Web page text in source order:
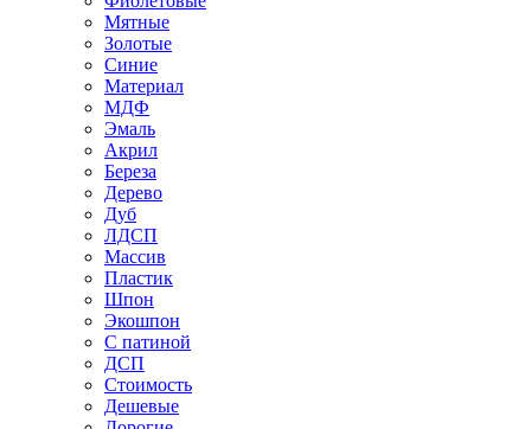
Мятные
Золотые
Синие
Материал
МДФ
Эмаль
Акрил
Береза
Дерево
Дуб
ЛДСП
Массив
Пластик
Шпон
Экошпон
С патиной
ДСП
Стоимость
Дешевые